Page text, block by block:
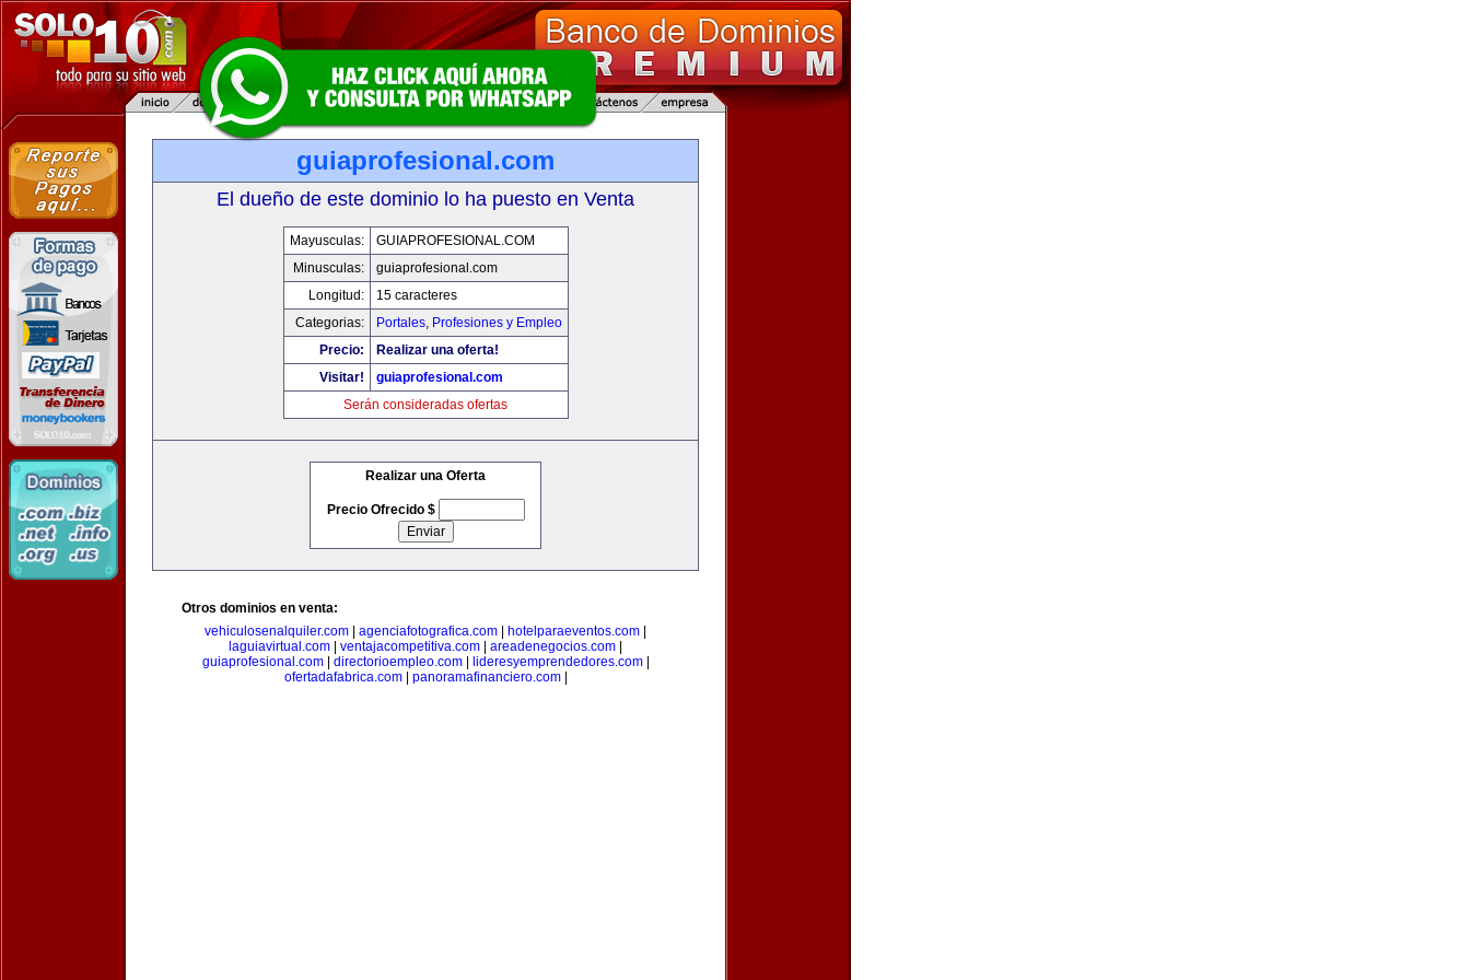
guiaprofesional.com
El dueño de este dominio lo ha puesto en Venta
Mayusculas:
GUIAPROFESIONAL.COM
Minusculas:
guiaprofesional.com
Longitud:
15 caracteres
Categorias:
Portales, Profesiones y Empleo
Precio:
Realizar una oferta!
Visitar!
guiaprofesional.com
Serán consideradas ofertas
Realizar una Oferta
Precio Ofrecido $
Otros dominios en venta:
vehiculosenalquiler.com
agenciafotografica.com hotelparaeventos.com
laguiavirtual.com
ventajacompetitiva.com areadenegocios.com
guiaprofesional.com| directorioempleo.com| lideresyemprendedores.com|
ofertadafabrica.com| panoramafinanciero.com|